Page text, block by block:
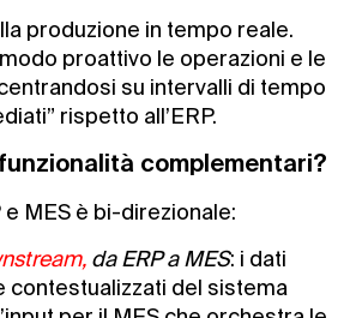
produzione in tempo reale.
proattivo le operazioni e le
su intervalli di tempo
rispetto all’ERP.
complementari?
MES è bi-direzionale:
da ERP a MES: i dati
contestualizzati del sistema